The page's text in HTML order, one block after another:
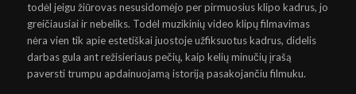
todėl jeigu žiūrovas nesusidomėjo per pirmuosius klipo kadrus, jo
greičiausiai ir nebeliks. Todėl muzikinių video klipų filmavimas
nėra vien tik apie estetiškai juostoje užfiksuotus kadrus, didelis
darbas gula ant režisieriaus pečių, kaip kelių minučių įrašą
paversti trumpu apdainuojamą istoriją pasakojančiu filmuku.